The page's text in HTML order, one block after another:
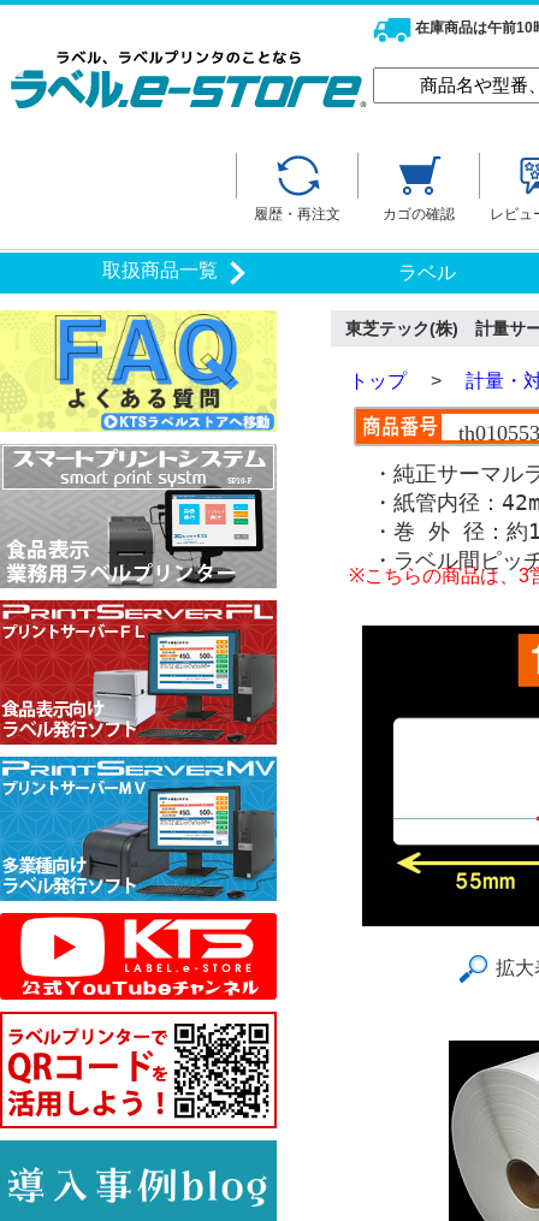
在庫商品は午前10
履歴・再注文 カゴの確認 レビュ
取扱商品一覧 ラベル
東芝テック(株) 計量サ
トップ> 計量・
・純正サーマル
・紙管内径：
・巻 外 径：約
・ラベル間ピッ
※こちらの商品は、3
拡大